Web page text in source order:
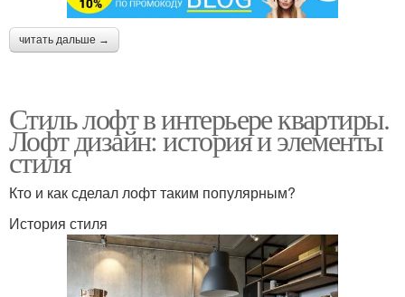
читать дальше →
Стиль лофт в интерьере квартиры.
Лофт дизайн: история и элементы
стиля
Кто и как сделал лофт таким популярным?
История стиля